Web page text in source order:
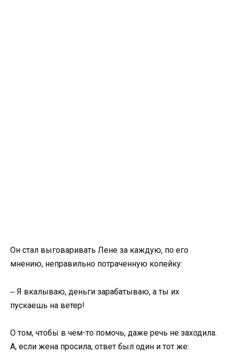
Он стал выговаривать Лене за каждую, по его
мнению, неправильно потраченную копейку:
‒ Я вкалываю, деньги зарабатываю, а ты их
пускаешь на ветер!
О том, чтобы в чем-то помочь, даже речь не заходила.
А, если жена просила, ответ был один и тот же: